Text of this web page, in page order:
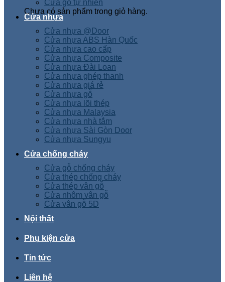
Chưa có sản phẩm trong giỏ hàng.
Cửa gỗ tự nhiên
Cửa nhựa
Cửa nhựa @Door
Cửa nhựa ABS Hàn Quốc
Cửa nhựa cao cấp
Cửa nhựa Composite
Cửa nhựa Đài Loan
Cửa nhựa ghép thanh
Cửa nhựa giá rẻ
Cửa nhựa gỗ
Cửa nhựa lõi thép
Cửa nhựa Malaysia
Cửa nhựa nhà tắm
Cửa nhựa Sài Gòn Door
Cửa nhựa Sungyu
Cửa chống cháy
Cửa gỗ chống cháy
Cửa thép chống cháy
Cửa thép vân gỗ
Cửa nhôm vân gỗ
Cửa vân gỗ 5D
Nội thất
Phụ kiện cửa
Tin tức
Liên hệ